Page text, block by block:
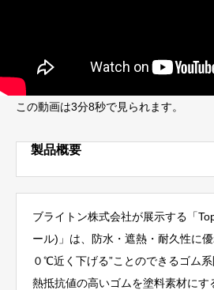
この動画は3分8秒で見られます。
製品概要
ブライトン株式会社が展示する「
ール)」は、防水・遮熱・耐久性に
０℃近く下げる”ことのできるゴム系
熱抵抗値の高いゴムを塗料素材にす